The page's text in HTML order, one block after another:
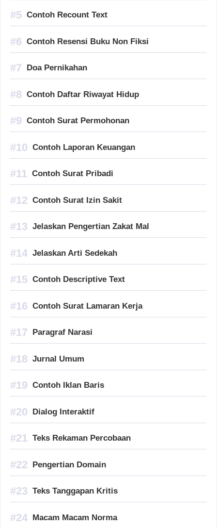
Contoh Recount Text
Contoh Resensi Buku Non Fiksi
Doa Pernikahan
Contoh Daftar Riwayat Hidup
Contoh Surat Permohonan
Contoh Laporan Keuangan
Contoh Surat Pribadi
Contoh Surat Izin Sakit
Jelaskan Pengertian Zakat Mal
Jelaskan Arti Sedekah
Contoh Descriptive Text
Contoh Surat Lamaran Kerja
Paragraf Narasi
Jurnal Umum
Contoh Iklan Baris
Dialog Interaktif
Teks Rekaman Percobaan
Pengertian Domain
Teks Tanggapan Kritis
Macam Macam Norma